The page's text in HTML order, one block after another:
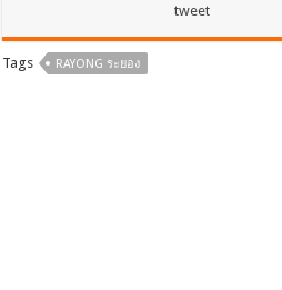
b er
ar
tweet
Tags RAYONG ระยอง